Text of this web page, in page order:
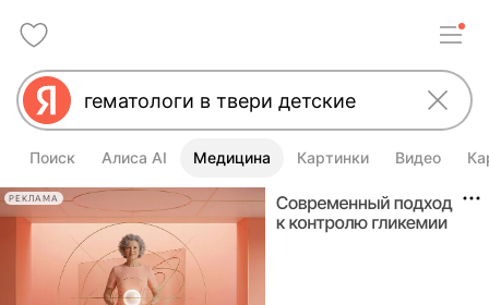
Поиск Алиса AI Медицина Картинки Видео
РЕКЛАМА